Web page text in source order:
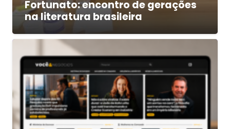
Fortunato: encontro de gerações
na literatura brasileira